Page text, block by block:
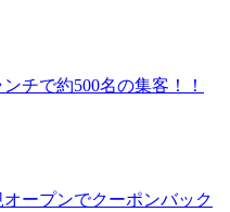
チで約500名の集客！！
オープンでクーポンバック